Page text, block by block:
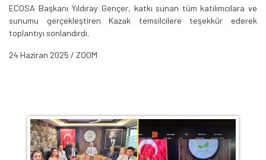
ECOSA Başkanı Yıldıray Gençer, katkı sunan tüm katılımcılara ve
sunumu gerçekleştiren Kazak temsilcilere teşekkür ederek
toplantıyı sonlandırdı.
24 Haziran 2025 / ZOOM